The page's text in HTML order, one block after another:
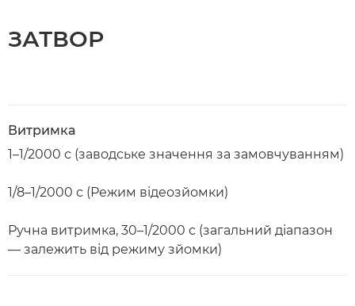
ЗАТВОР
Витримка
1–1/2000 с (заводське значення за замовчуванням)
1/8–1/2000 с (Режим відеозйомки)
Ручна витримка, 30–1/2000 с (загальний діапазон
— залежить від режиму зйомки)